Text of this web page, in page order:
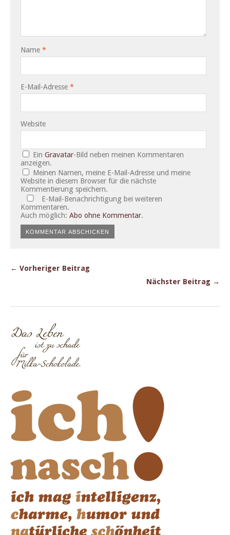
Name *
E-Mail-Adresse *
Website
EinGravatar-Bild neben meinen Kommentaren
anzeigen.
Meinen Namen, meine E-Mail-Adresse und meine
Website in diesem Browser für die nächste
Kommentierung speichern.
E-Mail-Benachrichtigung bei weiteren
Kommentaren.
Auch möglich: Abo ohne Kommentar.
← Vorheriger Beitrag
Nächster Beitrag →